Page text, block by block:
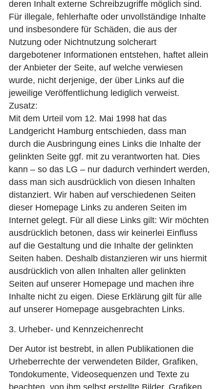
deren Inhalt externe Schreibzugriffe möglich sind.
Für illegale, fehlerhafte oder unvollständige Inhalte
und insbesondere für Schäden, die aus der
Nutzung oder Nichtnutzung solcherart
dargebotener Informationen entstehen, haftet allein
der Anbieter der Seite, auf welche verwiesen
wurde, nicht derjenige, der über Links auf die
jeweilige Veröffentlichung lediglich verweist.
Zusatz:
Mit dem Urteil vom 12. Mai 1998 hat das
Landgericht Hamburg entschieden, dass man
durch die Ausbringung eines Links die Inhalte der
gelinkten Seite ggf. mit zu verantworten hat. Dies
kann – so das LG – nur dadurch verhindert werden,
dass man sich ausdrücklich von diesen Inhalten
distanziert. Wir haben auf verschiedenen Seiten
dieser Homepage Links zu anderen Seiten im
Internet gelegt. Für all diese Links gilt: Wir möchten
ausdrücklich betonen, dass wir keinerlei Einfluss
auf die Gestaltung und die Inhalte der gelinkten
Seiten haben. Deshalb distanzieren wir uns hiermit
ausdrücklich von allen Inhalten aller gelinkten
Seiten auf unserer Homepage und machen ihre
Inhalte nicht zu eigen. Diese Erklärung gilt für alle
auf unserer Homepage ausgebrachten Links.
3. Urheber- und Kennzeichenrecht
Der Autor ist bestrebt, in allen Publikationen die
Urheberrechte der verwendeten Bilder, Grafiken,
Tondokumente, Videosequenzen und Texte zu